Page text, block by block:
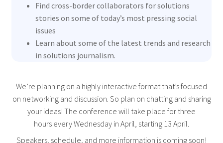
Find cross-border collaborators for solutions
stories on some of today’s most pressing social
issues
Learn about some of the latest trends and research
in solutions journalism.
We’re planning on a highly interactive format that’s focused
on networking and discussion. So plan on chatting and sharing
your ideas! The conference will take place for three
hours every Wednesday in April, starting 13 April.
Speakers, schedule, and more information is coming soon!